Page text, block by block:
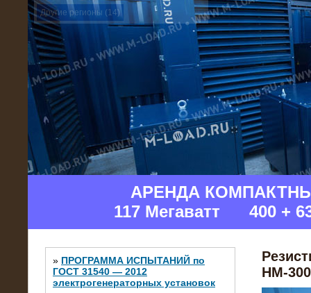
Другие регионы (14)
АРЕНДА
117 Мегаватт 400 +
» ПРОГРАММА ИСПЫТАНИЙ по
ГОСТ 31540 — 2012
электрогенераторных установок
НМ-